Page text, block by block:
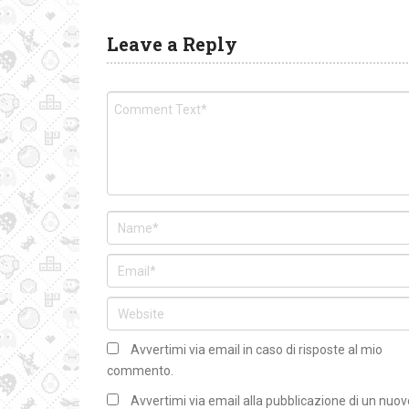
Leave a Reply
Avvertimi via email in caso di risposte al mio
commento.
Avvertimi via email alla pubblicazione di un